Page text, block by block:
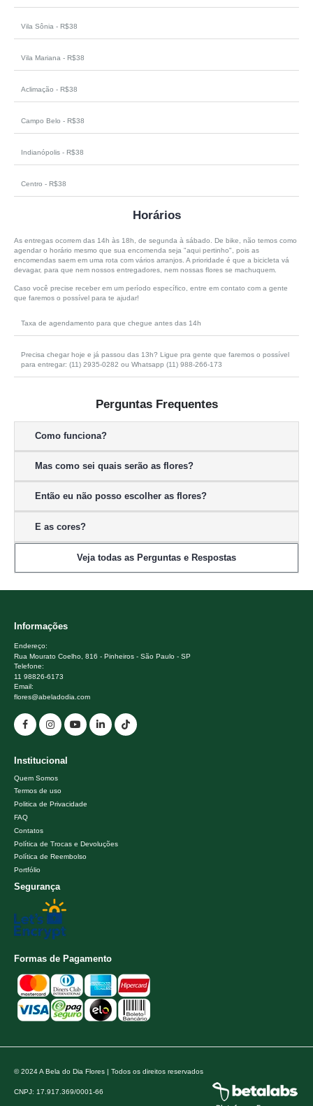
Vila Sônia - R$38
Vila Mariana - R$38
Aclimação - R$38
Campo Belo - R$38
Indianópolis - R$38
Centro - R$38
Horários
As entregas ocorrem das 14h às 18h, de segunda à sábado. De bike, não temos como
agendar o horário mesmo que sua encomenda seja "aqui pertinho", pois as
encomendas saem em uma rota com vários arranjos. A prioridade é que a bicicleta vá
devagar, para que nem nossos entregadores, nem nossas flores se machuquem.
Caso você precise receber em um período específico, entre em contato com a gente
que faremos o possível para te ajudar!
Taxa de agendamento para que chegue antes das 14h
Precisa chegar hoje e já passou das 13h? Ligue pra gente que faremos o possível
para entregar: (11) 2935-0282 ou Whatsapp (11) 988-266-173
Perguntas Frequentes
Como funciona?
Mas como sei quais serão as flores?
Então eu não posso escolher as flores?
E as cores?
Veja todas as Perguntas e Respostas
Informações
Endereço:
Rua Mourato Coelho, 816 - Pinheiros - São Paulo - SP
Telefone:
11 98826-6173
Email:
flores@abeladodia.com
Institucional
Quem Somos
Termos de uso
Politica de Privacidade
FAQ
Contatos
Política de Trocas e Devoluções
Política de Reembolso
Portfólio
Segurança
Formas de Pagamento
© 2024 A Bela do Dia Flores | Todos os direitos reservados
CNPJ: 17.917.369/0001-66